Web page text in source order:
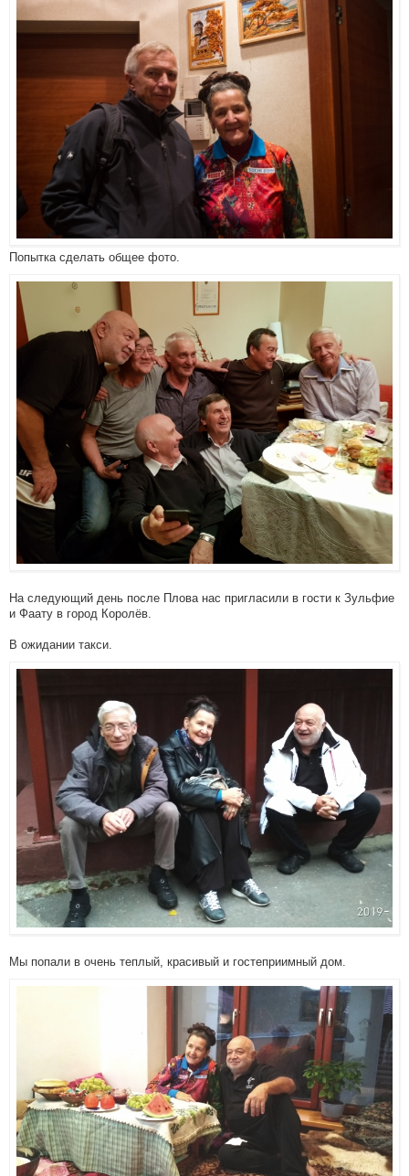
Попытка сделать общее фото.
На следующий день после Плова нас пригласили в гости к Зульфие
и Фаату в город Королёв.
В ожидании такси.
Мы попали в очень теплый, красивый и гостеприимный дом.